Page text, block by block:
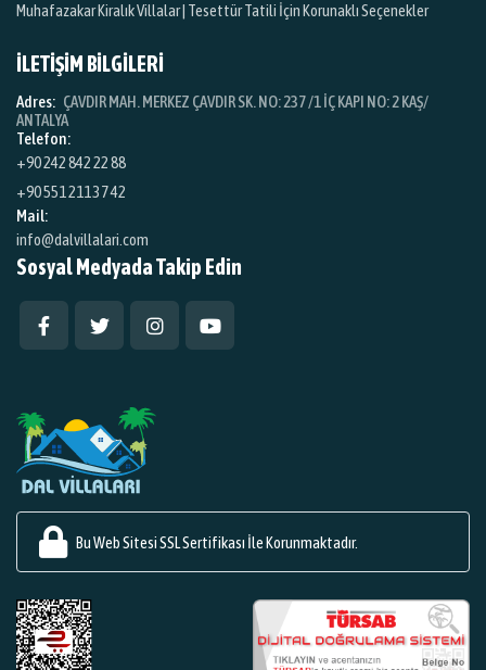
Muhafazakar Kiralık Villalar | Tesettür Tatili İçin Korunaklı Seçenekler
İLETİŞİM BİLGİLERİ
Adres: ÇAVDIR MAH. MERKEZ ÇAVDIR SK. NO: 237 /1 İÇ KAPI NO: 2 KAŞ/
ANTALYA
Telefon:
+90 242 842 22 88
+90 551 211 37 42
Mail:
info@dalvillalari.com
Sosyal Medyada Takip Edin
Bu Web Sitesi SSL Sertifikası İle Korunmaktadır.